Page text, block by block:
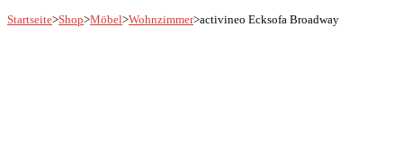
Startseite>Shop>Möbel>Wohnzimmer>activineo Ecksofa Broadway